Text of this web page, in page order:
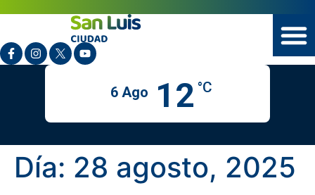
6 Ago 12 °C
Día: 28 agosto, 2025